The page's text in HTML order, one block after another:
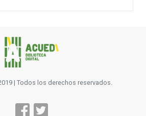
| Todos los derechos reservados.